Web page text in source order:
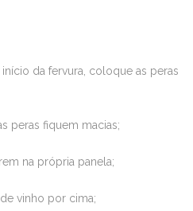
da fervura, coloque as peras
peras fiquem macias;
na própria panela;
vinho por cima;